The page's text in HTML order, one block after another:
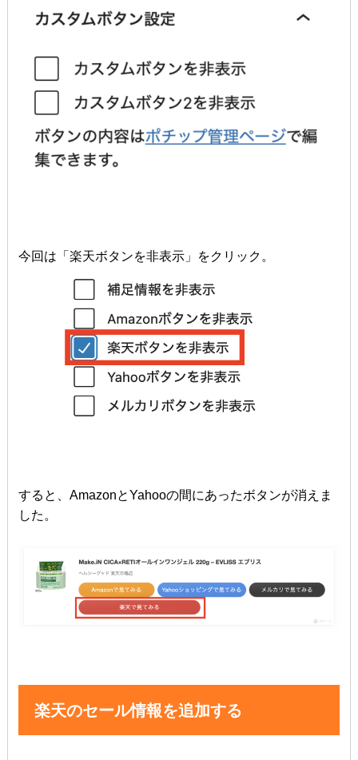
今回は「楽天ボタンを非表示」をクリック。
すると、AmazonとYahooの間にあったボタンが消えま
した。
楽天のセール情報を追加する